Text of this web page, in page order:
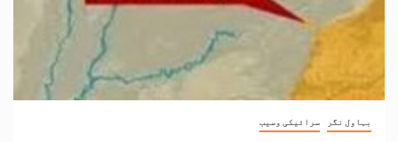
بہاول نگر سرائیکی وسیب